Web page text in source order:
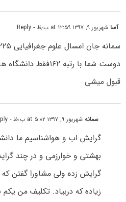
آساشهریور ۹, ۱۳۹۷ at ۱۲:۵۹ ب٫ظ - Reply
دوست شما با رتبه
قبول میشی
سمانهشهریور ۹, ۱۳۹۷ at ۵:۰۲ ب٫ظ - Reply
گرایش اب و هواشناسیم ما
بهشتی و خوارزمی و در چند
گرایش زده ولی مشاورا گفتن
زیاده که دربیاد. تکلیف من